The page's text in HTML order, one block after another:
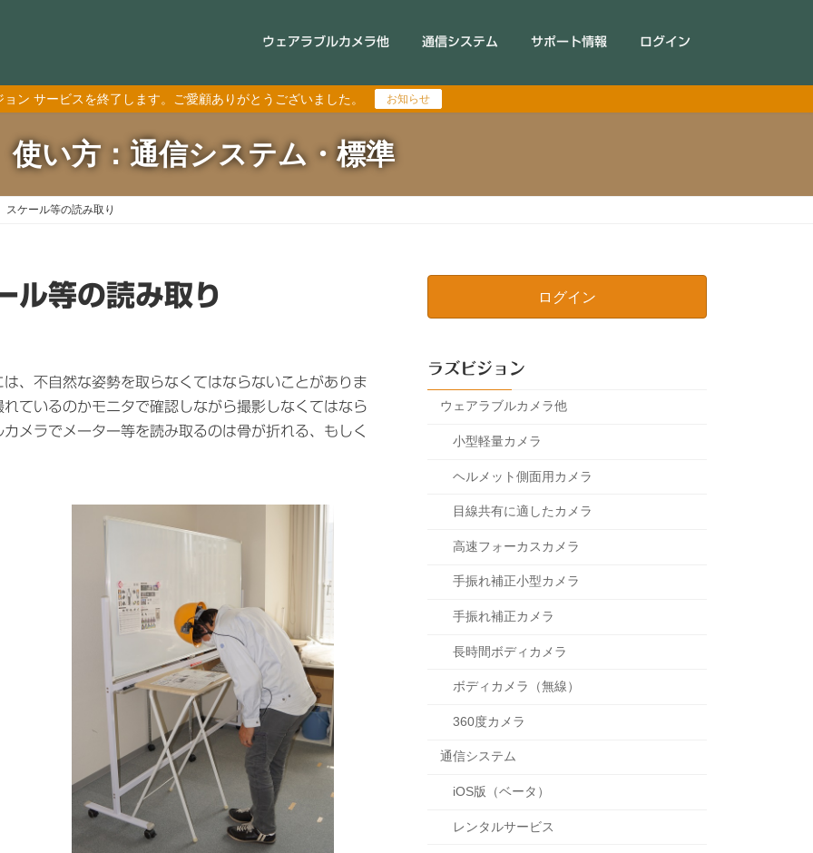
ウェアラブルカメラ他 通信システム サポート情報 ログイン
ョン サービスを終了します。ご愛顧ありがとうございました。 お知らせ
使い方：通信システム・標準
スケール等の読み取り
ル等の読み取り
、不自然な姿勢を取らなくてはならないことがありま
ているのかモニタで確認しながら撮影しなくてはなら
メラでメーター等を読み取るのは骨が折れる、もしく
ログイン
ラズビジョン
ウェアラブルカメラ他
小型軽量カメラ
ヘルメット側面用カメラ
目線共有に適したカメラ
高速フォーカスカメラ
手振れ補正小型カメラ
手振れ補正カメラ
長時間ボディカメラ
ボディカメラ（無線）
360度カメラ
通信システム
iOS版（ベータ）
レンタルサービス